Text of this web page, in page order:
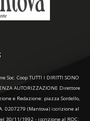
Soc. Coop TUTTI I DIRITTI SONO
AUTORIZZAZIONE Direttore
e Redazione: piazza Sordello,
0207279 (Mantova) iscrizione al
30/11/1992 - iscrizione al ROC: